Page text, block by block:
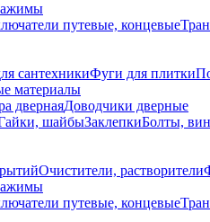
путевые, концевые
сантехникиФуги для плитки
материалы
двернаяДоводчики дверные
шайбыЗаклепкиБолты,
Очистители, растворители
путевые, концевые